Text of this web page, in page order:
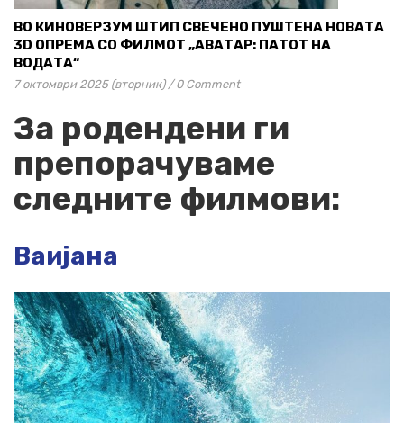
ВО КИНОВЕРЗУМ ШТИП СВЕЧЕНО ПУШТЕНА НОВАТА
3D ОПРЕМА СО ФИЛМОТ „АВАТАР: ПАТОТ НА
ВОДАТА“
7 октомври 2025 (вторник) / 0 Comment
За родендени ги
препорачуваме
следните филмови:
Ваијана